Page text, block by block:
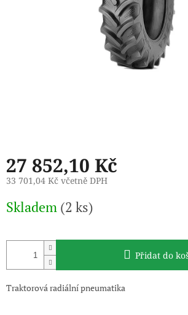
27 852,10 Kč
33 701,04 Kč včetně DPH
cena:
Skladem (2 ks)
Přidat do
Traktorová radiální pneumatika